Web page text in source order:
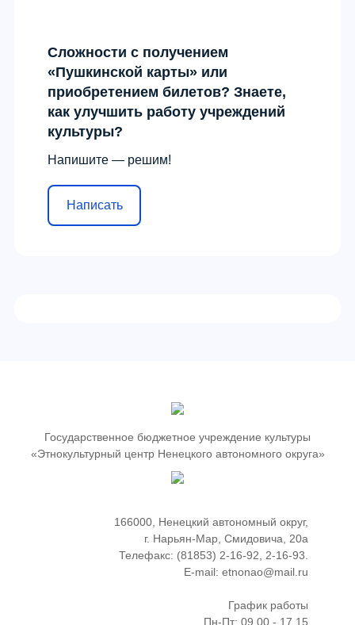
Сложности с получением
«Пушкинской карты» или
приобретением билетов? Знаете,
как улучшить работу учреждений
культуры?
Напишите — решим!
Написать
Государственное бюджетное учреждение культуры
«Этнокультурный центр Ненецкого автономного округа»
166000, Ненецкий автономный округ,
г. Нарьян-Мар, Смидовича, 20а
Телефакс: (81853) 2-16-92, 2-16-93.
E-mail: etnonao@mail.ru
График работы
Пн-Пт: 09.00 - 17.15